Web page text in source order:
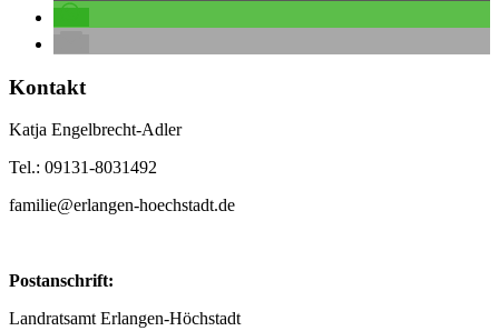
Kontakt
Katja Engelbrecht-Adler
Tel.: 09131-8031492
familie@erlangen-hoechstadt.de
Postanschrift:
Landratsamt Erlangen-Höchstadt